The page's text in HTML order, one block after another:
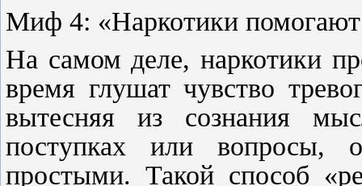
Миф 4: «Наркотики
На самом деле, наркотики
время глушат чувство
вытесняя из сознания
поступках или вопросы,
простыми. Такой способ